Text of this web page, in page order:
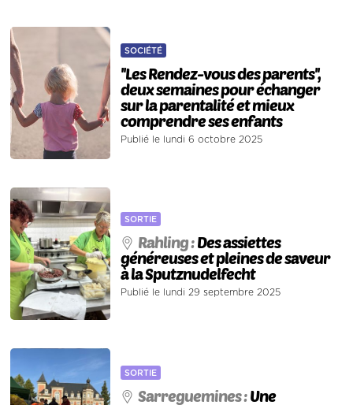
SOCIÉTÉ
''Les Rendez-vous des parents'',
deux semaines pour échanger
sur la parentalité et mieux
comprendre ses enfants
Publié le lundi 6 octobre 2025
SORTIE
Rahling :Des assiettes
généreuses et pleines de saveur
à la Sputznudelfecht
Publié le lundi 29 septembre 2025
SORTIE
Sarreguemines :Une